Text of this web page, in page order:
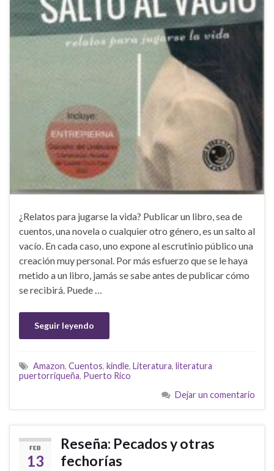
¿Relatos para jugarse la vida? Publicar un libro, sea de
cuentos, una novela o cualquier otro género, es un salto al
vacío. En cada caso, uno expone al escrutinio público una
creación muy personal. Por más esfuerzo que se le haya
metido a un libro, jamás se sabe antes de publicar cómo
se recibirá. Puede …
Seguir leyendo
Amazon, Cuentos, kindle, Literatura, literatura
puertorriqueña, Puerto Rico
Dejar un comentario
FEB
13
Reseña: Pecados y otras
fechorías